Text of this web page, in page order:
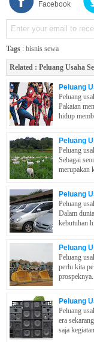
Facebook
Tags : bisnis sewa
Related : Peluang Usaha
Peluang
Peluang
Pakaian
hidup
Peluang
Peluang
Sebagai
merupakan
Peluang
Peluang
Dalam
kebutuhan
Peluang
Peluang
perlu kita
Peluang
Peluang
era
saja